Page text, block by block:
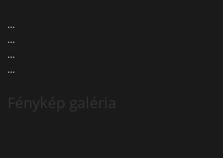
...
...
...
...
Fénykép galéria